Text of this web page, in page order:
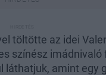
töltötte az idei
színész
láthatjuk, amint egy